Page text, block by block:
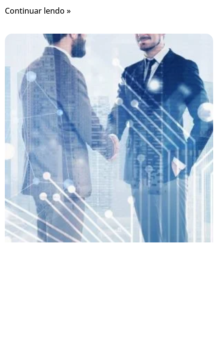
Continuar lendo »